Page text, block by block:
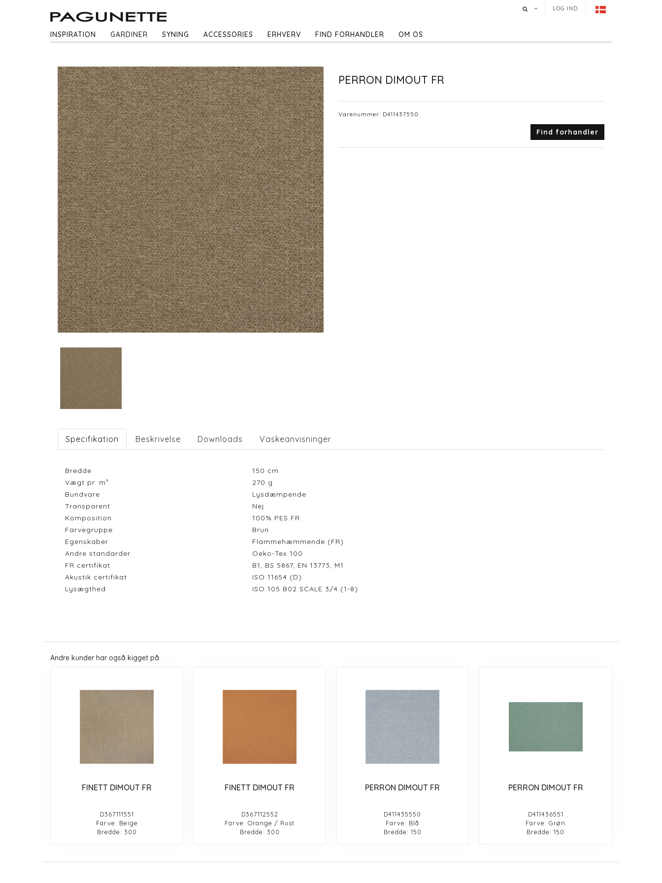
LOG IND
INSPIRATION GARDINER SYNING ACCESSORIES ERHVERV FIND FORHANDLER OM OS
PERRON DIMOUT FR
Varenummer: D411437550
Find forhandler
Specifikation Beskrivelse Downloads Vaskeanvisninger
Bredde 150 cm
Vægt pr. m²
270 g
Bundvare
Lysdæmpende
Transparent
Nej
Komposition
100% PES FR
Farvegruppe
Brun
Egenskaber
Flammehæmmende (FR)
Andre standarder
Oeko-Tex 100
FR certifikat
B1, BS 5867, EN 13773, M1
Akustik certifikat
ISO 11654 (D)
Lysægthed
ISO 105 B02 SCALE 3/4 (1-8)
Andre kunder har også kigget på
FINETT DIMOUT FR
D367111551
Farve: Beige
Bredde: 300
FINETT DIMOUT FR
D367112552
Farve: Orange / Rust
Bredde: 300
PERRON DIMOUT FR
D411435550
Farve: Blå
Bredde: 150
PERRON DIMOUT FR
D411436551
Farve: Grøn
Bredde: 150